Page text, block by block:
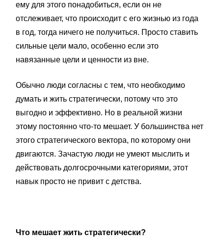
ему для этого понадобиться, если он не
отслеживает, что происходит с его жизнью из года
в год, тогда ничего не получиться. Просто ставить
сильные цели мало, особенно если это
навязанные цели и ценности из вне.
Обычно люди согласны с тем, что необходимо
думать и жить стратегически, потому что это
выгодно и эффективно. Но в реальной жизни
этому постоянно что-то мешает. У большинства нет
этого стратегического вектора, по которому они
двигаются. Зачастую люди не умеют мыслить и
действовать долгосрочными категориями, этот
навык просто не привит с детства.
Что мешает жить стратегически?